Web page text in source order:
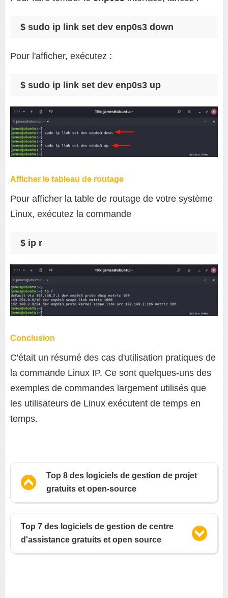
$ sudo ip link set dev enp0s3 down
Pour l'afficher, exécutez :
$ sudo ip link set dev enp0s3 up
Afficher le tableau de routage
Pour afficher la table de routage de votre système
Linux, exécutez la commande
$ ip r
Conclusion
C'était un résumé des cas d'utilisation pratiques de
la commande Linux IP. Ce sont quelques-uns des
exemples de commandes largement utilisés que
les utilisateurs de Linux exécutent de temps en
temps.
Top 8 des logiciels de gestion de projet
gratuits et open-source
Top 7 des logiciels de gestion de centre
d'assistance gratuits et open source